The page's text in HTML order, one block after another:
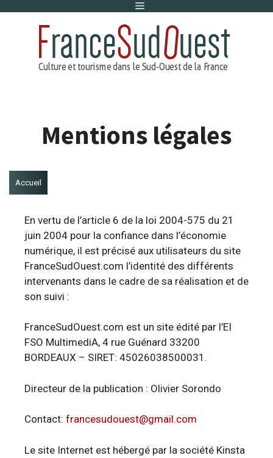
Menu
Mentions légales
Accueil
En vertu de l’article 6 de la loi 2004-575 du 21
juin 2004 pour la confiance dans l’économie
numérique, il est précisé aux utilisateurs du site
FranceSudOuest.com l’identité des différents
intervenants dans le cadre de sa réalisation et de
son suivi :
FranceSudOuest.com est un site édité par l’EI
FSO MultimediA, 4 rue Guénard 33200
BORDEAUX – SIRET: 45026038500031.
Directeur de la publication : Olivier Sorondo
Contact: francesudouest@gmail.com
Le site Internet est hébergé par la société Kinsta